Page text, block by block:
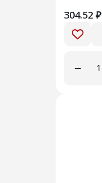
304.52 ₽